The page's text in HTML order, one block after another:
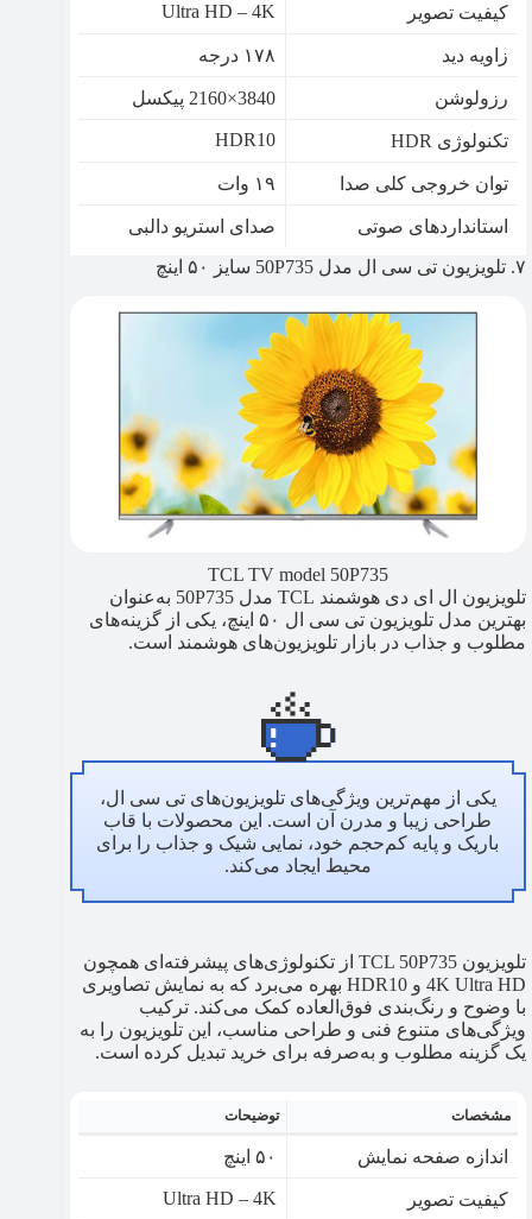
کیفیت تصویر Ultra HD – 4K
زاویه دید ۱۷۸ درجه
رزولوشن 3840×2160 پیکسل
تکنولوژی HDR HDR10
توان خروجی کلی صدا ۱۹ وات
استانداردهای صوتی
صدای استریو دالبی
۷. تلویزیون تی سی ال مدل 50P735 سایز ۵۰ اینچ
TCL TV model 50P735
تلویزیون ال ای دی هوشمند TCL مدل 50P735 به‌عنوان
بهترین مدل تلویزیون تی سی ال ۵۰ اینچ، یکی از گزینه‌های
مطلوب و جذاب در بازار تلویزیون‌های هوشمند است.
یکی از مهم‌ترین ویژگی‌های تلویزیون‌های تی سی ال،
طراحی زیبا و مدرن آن است. این محصولات با قاب
باریک و پایه کم‌حجم خود، نمایی شیک و جذاب را برای
محیط ایجاد می‌کند.
تلویزیون TCL 50P735 از تکنولوژی‌های پیشرفته‌ای همچون
4K Ultra HD و HDR10 بهره می‌برد که به نمایش تصاویری
با وضوح و رنگ‌بندی فوق‌العاده کمک می‌کند. ترکیب
ویژگی‌های متنوع فنی و طراحی مناسب، این تلویزیون را به
یک گزینه مطلوب و به‌صرفه برای خرید تبدیل کرده است.
مشخصات توضیحات
اندازه صفحه نمایش ۵۰ اینچ
کیفیت تصویر Ultra HD – 4K